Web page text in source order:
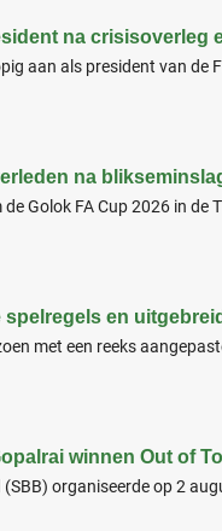
na crisisoverleg
aan als president van de
na
Golok FA Cup 2026 in de
en
met een reeks
winnen Out of
(SBB) organiseerde op 2